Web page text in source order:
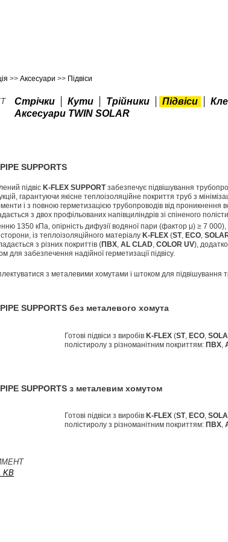
>>Аксесуари >> Підвіси
Стрічки Кути Трійники Підвіси
Аксесуари TWIN SOLAR
SUPPORTS
підвісK-FLEX SUPPORTзабезпечує підвішування
гарантуючи якісне теплоізоляційне покриття труб з
і з повною герметизацією трубопроводів від проникнення
з двох профільованих напівциліндрів зі спіненого
1350 кПа, опірність дифузії водяної пари (фактор μ) ≥ 7
із теплоізоляційного матеріалуK-FLEX (ST,ECO ,
з різних покриттів (ПВХ ,AL CLAD ,COLOR UV),
для забезпечення надійної герметизації підвісу.
з металевими хомутами і штоком для підвішування
SUPPORTS без металевого хомута
Готові підвіси з виробів K-FLEX (ST, ECO,
полістиролу з різноманітним покриттям: ПВХ,
SUPPORTS з металевим хомутом
Готові підвіси з виробів K-FLEX (ST, ECO,
полістиролу з різноманітним покриттям: ПВХ,
KB